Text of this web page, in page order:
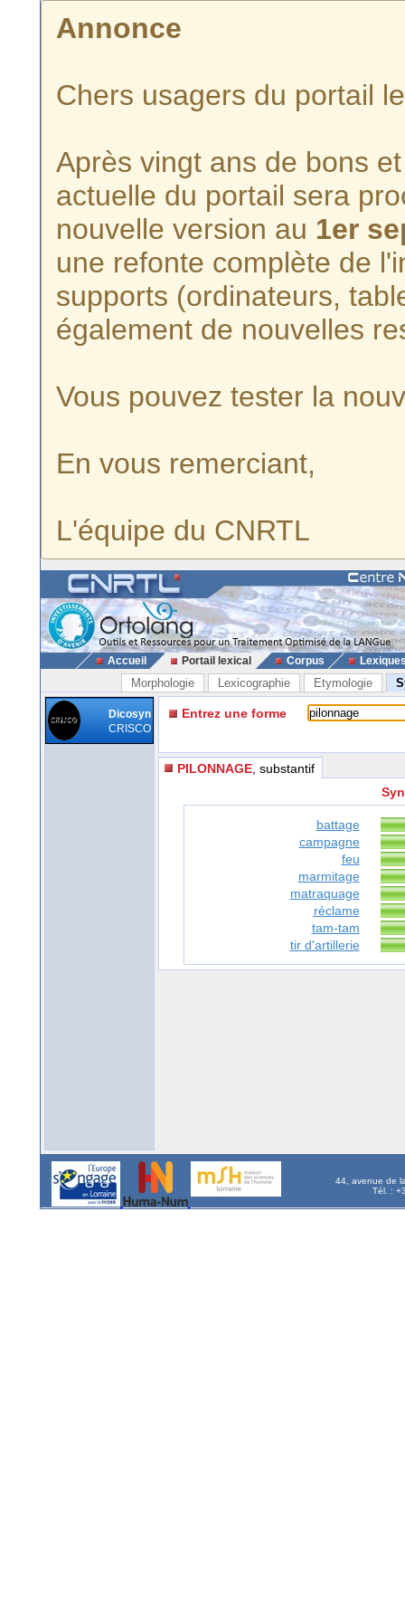
Annonce
Chers usagers du portail
Après vingt ans de bons
actuelle du portail sera
nouvelle version au 1er
une refonte complète de
supports (ordinateurs,
également de nouvelles
Vous pouvez tester la
En vous remerciant,
L'équipe du CNRTL
Accueil Portail lexical Corpus
Morphologie Lexicographie Etymologie
Dicosyn
CRISCO
Entrez une forme
PILONNAGE , substantif
battage
campagne
feu
marmitage
matraquage
réclame
tam-tam
tir d'artillerie
44, avenue de
Tél. :